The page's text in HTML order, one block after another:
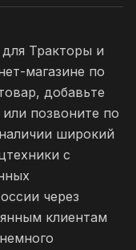
Тракторы и
магазине по
добавьте
позвоните по
широкий
с
через
клиентам